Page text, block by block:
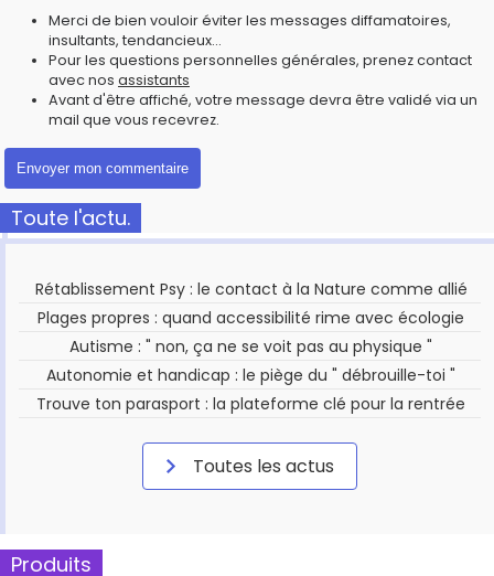
Merci de bien vouloir éviter les messages diffamatoires,
insultants, tendancieux...
Pour les questions personnelles générales, prenez contact
avec nos assistants
Avant d'être affiché, votre message devra être validé via un
mail que vous recevrez.
Toute l'actu.
Rétablissement Psy : le contact à la Nature comme allié
Plages propres : quand accessibilité rime avec écologie
Autisme : " non, ça ne se voit pas au physique "
Autonomie et handicap : le piège du " débrouille-toi "
Trouve ton parasport : la plateforme clé pour la rentrée
Toutes les actus
Produits